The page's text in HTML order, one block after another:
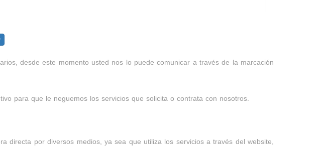
desde este momento usted nos lo puede comunicar a través de la marcación
para que le neguemos los servicios que solicita o contrata con nosotros.
directa por diversos medios, ya sea que utiliza los servicios a través del website,